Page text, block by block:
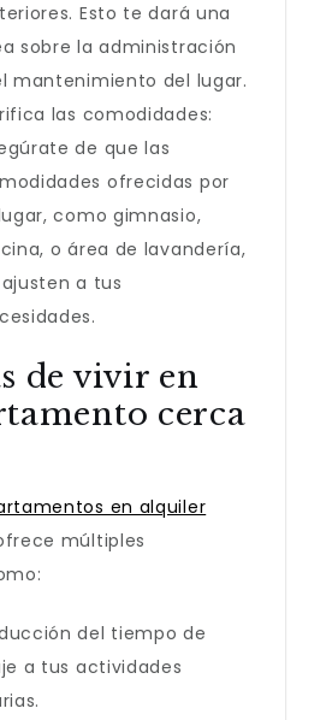
Esto te dará una
sobre la administración
mantenimiento del lugar.
las comodidades:
de que las
ofrecidas por
como gimnasio,
o área de lavandería,
a tus
de vivir en
cerca
en alquiler
múltiples
del tiempo de
a tus actividades